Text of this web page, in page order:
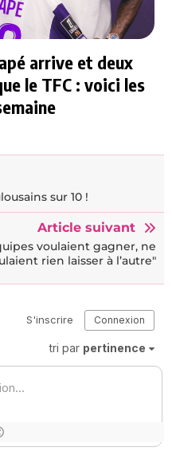
arrive et deux
le TFC : voici les
sur 10 !
Article suivant
voulaient gagner, ne
rien laisser à l’autre"